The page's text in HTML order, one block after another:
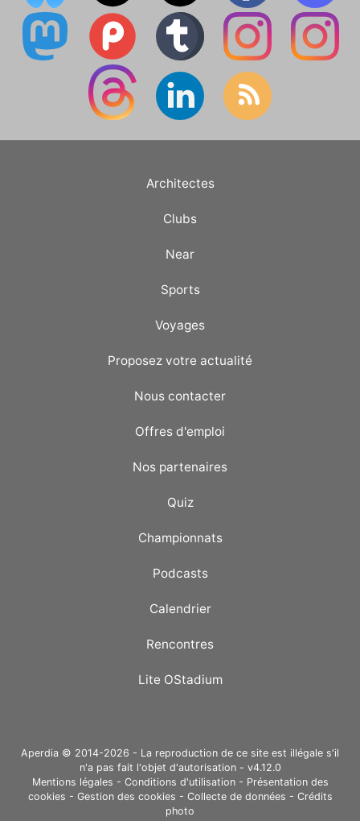
Architectes
Clubs
Near
Sports
Voyages
Proposez votre actualité
Nous contacter
Offres d'emploi
Nos partenaires
Quiz
Championnats
Podcasts
Calendrier
Rencontres
Lite OStadium
Aperdia © 2014-2026 - La reproduction de ce site est illégale s'il
n'a pas fait l'objet d'autorisation - v4.12.0
Mentions légales - Conditions d'utilisation- Présentation des
cookies - Gestion des cookies - Collecte de données - Crédits
photo